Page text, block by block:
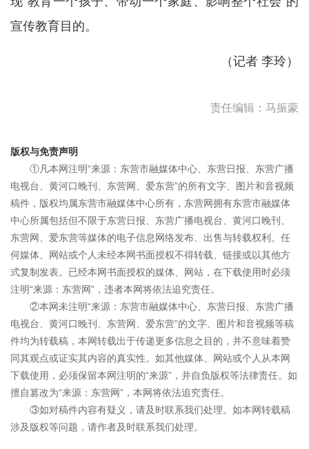
宣传教育目的。
（记者 李玲）
责任编辑：马振蒙
版权与免责声明
①凡本网注明“来源：东营市融媒体中心、东营日报、东营广播
电视台、黄河口晚刊、东营网、爱东营”的所有文字、图片和音视频
稿件，版权均属东营市融媒体中心所有，东营网拥有东营市融媒体
中心所属包括但不限于东营日报、东营广播电视台、黄河口晚刊、
东营网、爱东营等媒体的电子信息网络发布、出售与转载权利。任
何媒体、网站或个人未经本网书面授权不得转载、链接或以其他方
式复制发表。已经本网书面授权的媒体、网站，在下载使用时必须
注明“来源：东营网”，违者本网将依法追究责任。
②本网未注明“来源：东营市融媒体中心、东营日报、东营广播
电视台、黄河口晚刊、东营网、爱东营”的文字、图片和音视频等稿
件均为转载稿，本网转载出于传递更多信息之目的，并不意味着赞
同其观点或证实其内容的真实性。如其他媒体、网站或个人从本网
下载使用，必须保留本网注明的“来源”，并自负版权等法律责任。如
擅自篡改为“来源：东营网”，本网将依法追究责任。
③如对稿件内容有疑义，请及时联系我们处理。如本网转载稿
涉及版权等问题，请作者及时联系我们处理。